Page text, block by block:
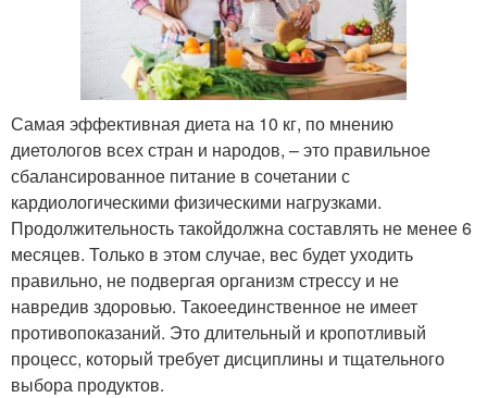
Самая эффективная диета на 10 кг, по мнению
диетологов всех стран и народов, – это правильное
сбалансированное питание в сочетании с
кардиологическими физическими нагрузками.
Продолжительность такойдолжна составлять не менее 6
месяцев. Только в этом случае, вес будет уходить
правильно, не подвергая организм стрессу и не
навредив здоровью. Такоеединственное не имеет
противопоказаний. Это длительный и кропотливый
процесс, который требует дисциплины и тщательного
выбора продуктов.